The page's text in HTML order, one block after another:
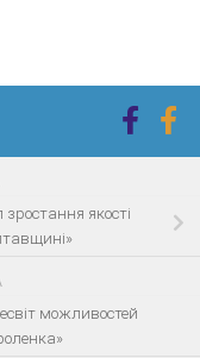
якості
можливостей